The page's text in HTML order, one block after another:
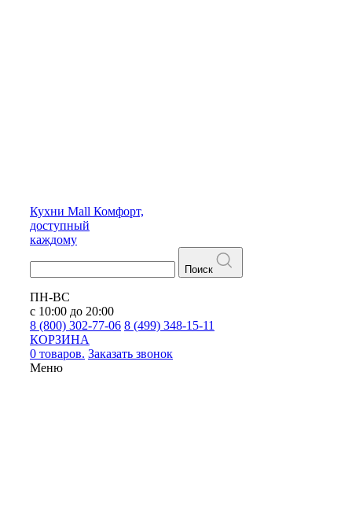
Кухни Mall Комфорт,
доступный
каждому
Поиск
ПН-ВС
с 10:00 до 20:00
8 (800) 302-77-06 8 (499) 348-15-11
КОРЗИНА
0 товаров. Заказать звонок
Меню